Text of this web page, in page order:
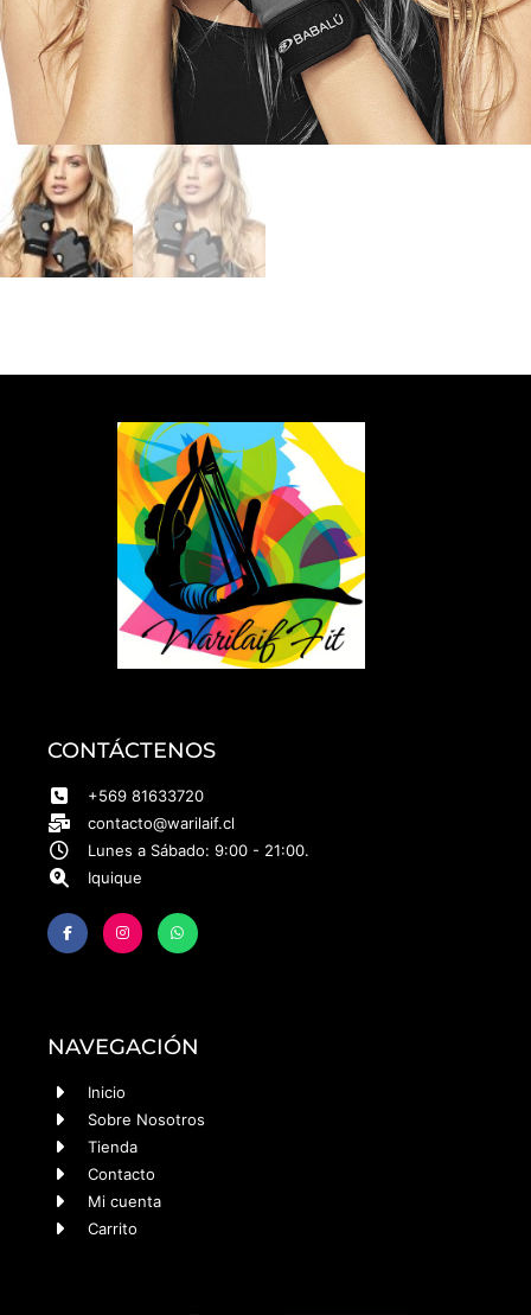
CONTÁCTENOS
+569 81633720
contacto@warilaif.cl
Lunes a Sábado: 9:00 - 21:00.
Iquique
NAVEGACIÓN
Inicio
Sobre Nosotros
Tienda
Contacto
Mi cuenta
Carrito